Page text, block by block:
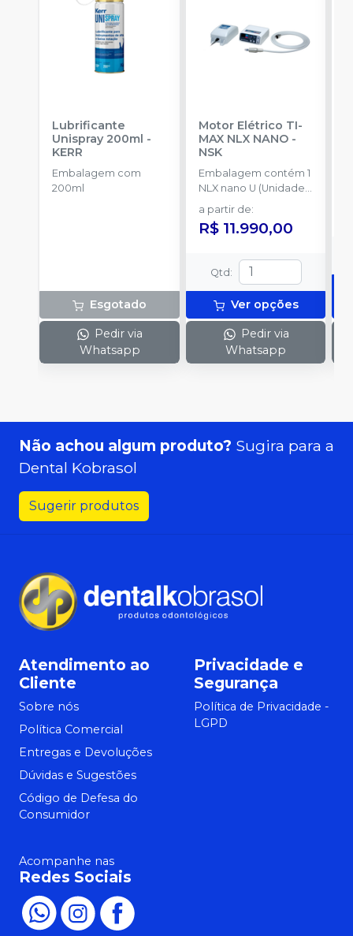
Lubrificante
Unispray 200ml -
KERR
Embalagem com
200ml
Esgotado
Pedir via
Whatsapp
Motor Elétrico TI-
MAX NLX NANO-
NSK
Embalagem contém 1
NLX nano U (Unidade
de Controle), 1 NLX
nano (Micromotor), 1
NLX CD (Cabo), 1 NLAC
ou 230V)
a partir de:
R$ 11.990,00
Qtd :
Ver opções
Pedir via
Whatsapp
Não achou algum produto? Sugira para a
Dental Kobrasol
Sugerir produtos
Atendimento ao
Cliente
Sobre nós
Política Comercial
Entregas e Devoluções
Dúvidas e Sugestões
Código de Defesa do
Consumidor
Privacidade e
Segurança
Política de Privacidade -
LGPD
Acompanhe nas
Redes Sociais